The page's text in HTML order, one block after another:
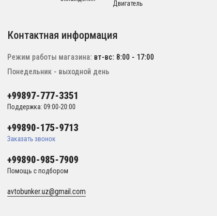
Двигатель
Контактная информация
Режим работы магазина: вт-вс: 8:00 - 17:00
Понедельник - выходной день
+99897-777-3351
Поддержка: 09:00-20:00
+99890-175-9713
Заказать звонок
+99890-985-7909
Помощь с подбором
avtobunker.uz@gmail.com